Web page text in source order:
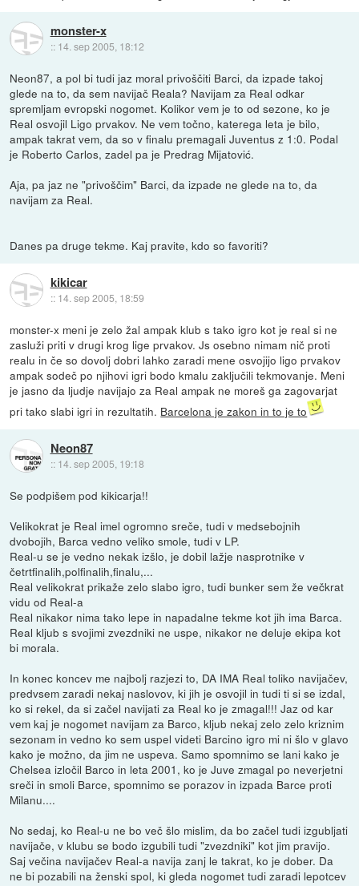
monster-x
:: 14. sep 2005, 18:12
Neon87, a pol bi tudi jaz moral privoščiti Barci, da izpade takoj
glede na to, da sem navijač Reala? Navijam za Real odkar
spremljam evropski nogomet. Kolikor vem je to od sezone, ko je
Real osvojil Ligo prvakov. Ne vem točno, katerega leta je bilo,
ampak takrat vem, da so v finalu premagali Juventus z 1:0. Podal
je Roberto Carlos, zadel pa je Predrag Mijatović.
Aja, pa jaz ne "privoščim" Barci, da izpade ne glede na to, da
navijam za Real.
Danes pa druge tekme. Kaj pravite, kdo so favoriti?
kikicar
:: 14. sep 2005, 18:59
monster-x meni je zelo žal ampak klub s tako igro kot je real si ne
zasluži priti v drugi krog lige prvakov. Js osebno nimam nič proti
realu in če so dovolj dobri lahko zaradi mene osvojijo ligo prvakov
ampak sodeč po njihovi igri bodo kmalu zaključili tekmovanje. Meni
je jasno da ljudje navijajo za Real ampak ne moreš ga zagovarjat
pri tako slabi igri in rezultatih. Barcelona je zakon in to je to
Neon87
:: 14. sep 2005, 19:18
Se podpišem pod kikicarja!!
Velikokrat je Real imel ogromno sreče, tudi v medsebojnih
dvobojih, Barca vedno veliko smole, tudi v LP.
Real-u se je vedno nekak izšlo, je dobil lažje nasprotnike v
četrtfinalih,polfinalih,finalu,...
Real velikokrat prikaže zelo slabo igro, tudi bunker sem že večkrat
vidu od Real-a
Real nikakor nima tako lepe in napadalne tekme kot jih ima Barca.
Real kljub s svojimi zvezdniki ne uspe, nikakor ne deluje ekipa kot
bi morala.
In konec koncev me najbolj razjezi to, DA IMA Real toliko navijačev,
predvsem zaradi nekaj naslovov, ki jih je osvojil in tudi ti si se izdal,
ko si rekel, da si začel navijati za Real ko je zmagal!!! Jaz od kar
vem kaj je nogomet navijam za Barco, kljub nekaj zelo zelo kriznim
sezonam in vedno ko sem uspel videti Barcino igro mi ni šlo v glavo
kako je možno, da jim ne uspeva. Samo spomnimo se lani kako je
Chelsea izločil Barco in leta 2001, ko je Juve zmagal po neverjetni
sreči in smoli Barce, spomnimo se porazov in izpada Barce proti
Milanu....
No sedaj, ko Real-u ne bo več šlo mislim, da bo začel tudi izgubljati
navijače, v klubu se bodo izgubili tudi "zvezdniki" kot jim pravijo.
Saj večina navijačev Real-a navija zanj le takrat, ko je dober. Da
ne bi pozabili na ženski spol, ki gleda nogomet tudi zaradi lepotcev